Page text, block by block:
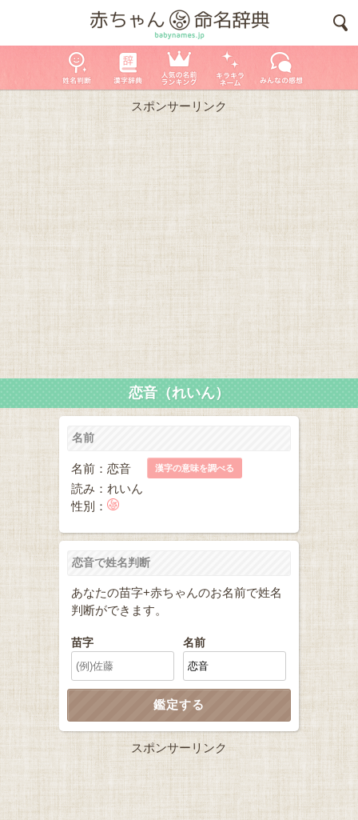
スポンサーリンク
恋音（れいん）
名前
名前：恋音 漢字の意味を調べる
読み：れいん
性別：
恋音で姓名判断
あなたの苗字+赤ちゃんのお名前で姓名
判断ができます。
苗字 名前
スポンサーリンク